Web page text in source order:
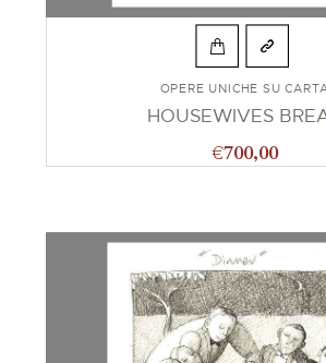
OPERE UNICHE SU
HOUSEWIVES
€700,00